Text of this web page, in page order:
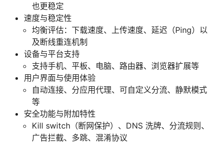
也更稳定
速度与稳定性
均衡评估：下载速度、上传速度、延迟（Ping）以
及断线重连机制
设备与平台支持
支持手机、平板、电脑、路由器、浏览器扩展等
用户界面与使用体验
自动连接、分应用代理、可自定义分流、静默模式
等
安全功能与附加特性
Kill switch（断网保护）、DNS 洗牌、分流规则、
广告拦截、多跳、混淆协议